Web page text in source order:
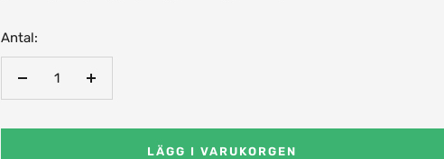
Antal:
Minska
Öka
LÄGG I VARUKORGEN